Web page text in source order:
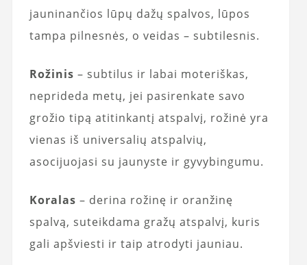
jauninančios lūpų dažų spalvos, lūpos
tampa pilnesnės, o veidas – subtilesnis.
Rožinis – subtilus ir labai moteriškas,
neprideda metų, jei pasirenkate savo
grožio tipą atitinkantį atspalvį, rožinė yra
vienas iš universalių atspalvių,
asocijuojasi su jaunyste ir gyvybingumu.
Koralas – derina rožinę ir oranžinę
spalvą, suteikdama gražų atspalvį, kuris
gali apšviesti ir taip atrodyti jauniau.